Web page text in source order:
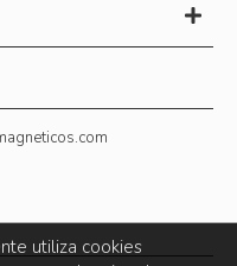
utiliza cookies